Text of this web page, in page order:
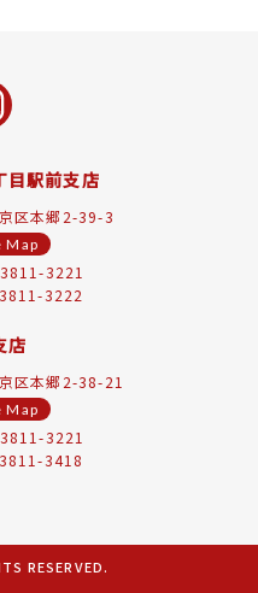
目駅前支店
区本郷2-39-3
Map
3221
3222
店
区本郷2-38-21
Map
3221
3418
RESERVED.